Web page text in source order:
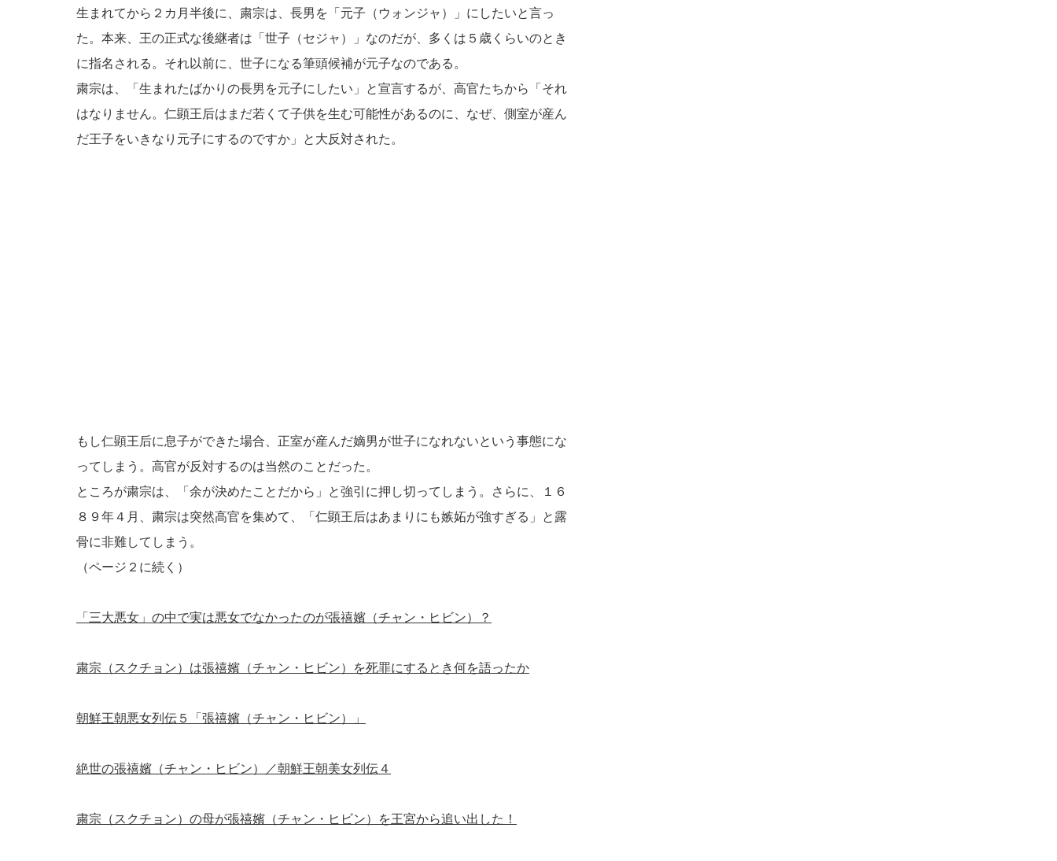
生まれてから２カ月半後に、粛宗は、長男を「元子（ウォンジャ）」にしたいと言っ
た。本来、王の正式な後継者は「世子（セジャ）」なのだが、多くは５歳くらいのとき
に指名される。それ以前に、世子になる筆頭候補が元子なのである。
粛宗は、「生まれたばかりの長男を元子にしたい」と宣言するが、高官たちから「それ
はなりません。仁顕王后はまだ若くて子供を生む可能性があるのに、なぜ、側室が産ん
だ王子をいきなり元子にするのですか」と大反対された。
もし仁顕王后に息子ができた場合、正室が産んだ嫡男が世子になれないという事態にな
ってしまう。高官が反対するのは当然のことだった。
ところが粛宗は、「余が決めたことだから」と強引に押し切ってしまう。さらに、１６
８９年４月、粛宗は突然高官を集めて、「仁顕王后はあまりにも嫉妬が強すぎる」と露
骨に非難してしまう。
（ページ２に続く）
「三大悪女」の中で実は悪女でなかったのが張禧嬪（チャン・ヒビン）？
粛宗（スクチョン）は張禧嬪（チャン・ヒビン）を死罪にするとき何を語ったか
朝鮮王朝悪女列伝５「張禧嬪（チャン・ヒビン）」
絶世の張禧嬪（チャン・ヒビン）／朝鮮王朝美女列伝４
粛宗（スクチョン）の母が張禧嬪（チャン・ヒビン）を王宮から追い出した！